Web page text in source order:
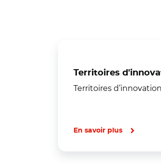
Territoires
Territoires
En savoir plus